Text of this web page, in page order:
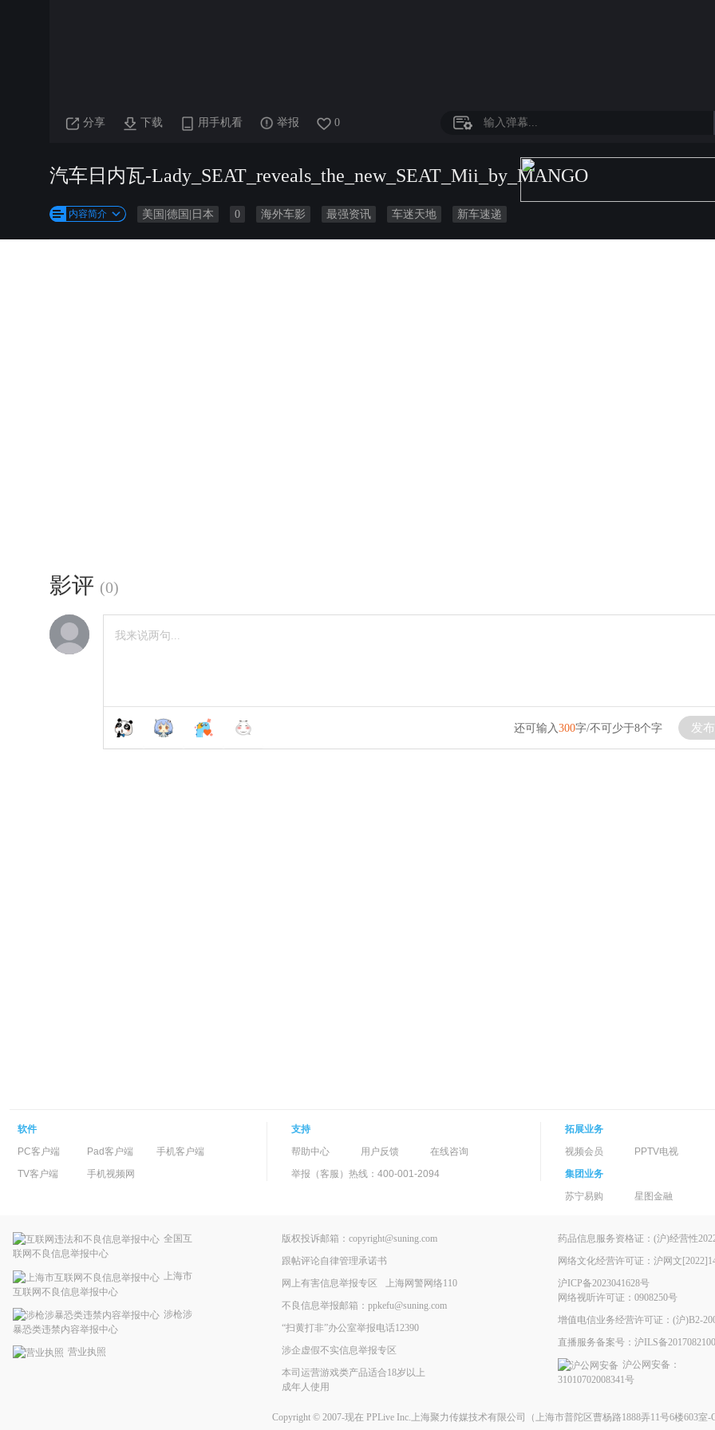
分享 下载 用手机看 举报 0
汽车日内瓦-Lady_SEAT_reveals_the_new_SEAT_Mii_by_MANGO
内容简介 美国|德国|日本 0 海外车影 最强资讯 车迷天地 新车速递
影评 (0)
还可输入 300字/不可少于8个字 发
软件
PC客户端
Pad客户端
手机客户端
TV客户端
手机视频网
支持
帮助中心
用户反馈
在线咨询
举报（客服）热线：400-001-2094
拓展业务
视频会员
PPTV电视
集团业务
苏宁易购
星图金融
全国互
联网不良信息举报中心
上海市
互联网不良信息举报中心
涉枪涉
暴恐类违禁内容举报中心
营业执照
版权投诉邮箱：copyright@suning.com
跟帖评论自律管理承诺书
网上有害信息举报专区
上海网警网络110
不良信息举报邮箱：ppkefu@suning.com
“扫黄打非”办公室举报电话12390
涉企虚假不实信息举报专区
本司运营游戏类产品适合18岁以上
成年人使用
药品信息服务资格证：(沪)经营性
网络文化经营许可证：沪网文
沪ICP备2023041628号
网络视听许可证：0908250号
增值电信业务经营许可证：(沪)B2-
直播服务备案号：沪ILS备
沪公网安备：
31010702008341号
Copyright © 2007-现在 PPLive Inc.上海聚力传媒技术有限公司 （上海市普陀区曹杨路1888弄11号6楼603室-